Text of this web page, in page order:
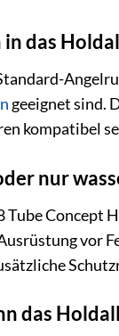
das
geeignet sind.
kompatibel
nur
Tube Concept
vor
das